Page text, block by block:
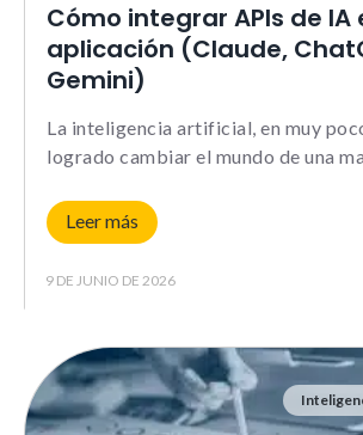
Cómo integrar APIs de IA
aplicación (Claude,
Gemini)
La inteligencia artificial, en muy
logrado cambiar el mundo de una
Leer más
9 DE JUNIO DE 2026
algunas
no se